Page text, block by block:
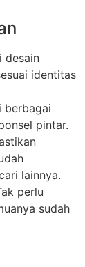
desain
identitas
berbagai
pintar.
lainnya.
perlu
sudah